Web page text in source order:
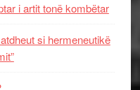
i artit tonë kombëtar
si hermeneutikë